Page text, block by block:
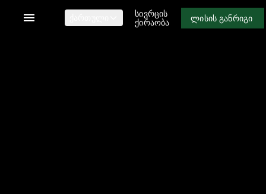
ᲡᲘᲕᲠᲪᲘᲡ
ᲥᲘᲠᲐᲝᲑᲐ ᲚᲘᲡᲘᲡ ᲒᲐᲜᲠᲘᲒᲘ